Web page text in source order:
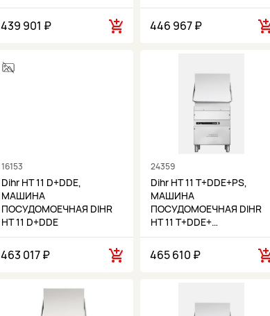
439 901 ₽ 446 967 ₽
16153
Dihr HT 11 D+DDE,
МАШИНА
ПОСУДОМОЕЧНАЯ DIHR
HT 11 D+DDE
463 017 ₽
24359
Dihr HT 11 T+DDE+PS,
МАШИНА
ПОСУДОМОЕЧНАЯ DIHR
HT 11 T+DDE+…
465 610 ₽